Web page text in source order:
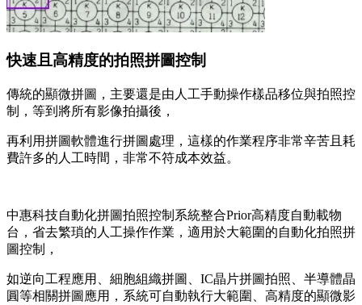
快速且高精度的拍照拼圖控制
傳統的顯微拼圖，主要還是由人工手動操作樣品移位與拍照控
制，等到將所有影像拍攝後，
再利用拼圖軟體進行拼圖處理，這樣的作業程序非常辛苦且耗
費許多的人工時間，非常不符成本效益。
中惠科技自動化拼圖拍照控制系統整合Prior高精度自動載物
台，省去繁瑣的人工操作作業，適用於大範圍的自動化拍照拼
圖控制，
如逆向工程應用、細胞組織拼圖、IC晶片拼圖拍照、半導體晶
圓等相關拼圖應用，系統可自動執行大範圍、高精度的顯微影